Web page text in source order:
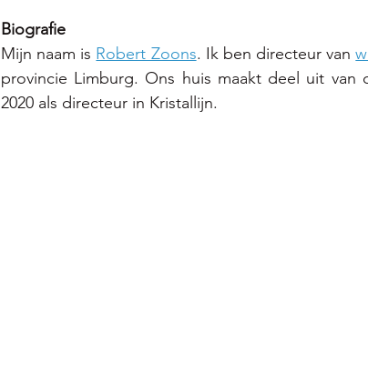
Biografie
Mijn naam is Robert Zoons. Ik ben directeur van
provincie Limburg. Ons huis maakt deel uit
2020 als directeur in Kristallijn.